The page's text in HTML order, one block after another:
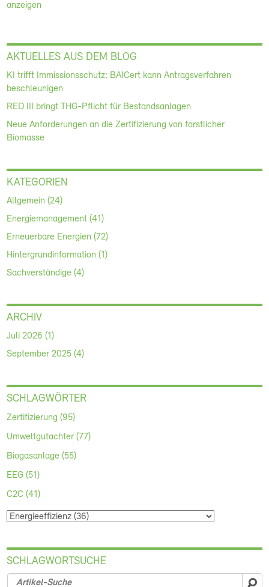
anzeigen
AKTUELLES AUS DEM BLOG
KI trifft Immissionsschutz: BAICert kann Antragsverfahren
beschleunigen
RED III bringt THG-Pflicht für Bestandsanlagen
Neue Anforderungen an die Zertifizierung von forstlicher
Biomasse
KATEGORIEN
Allgemein (24)
Energiemanagement (41)
Erneuerbare Energien (72)
Hintergrundinformation (1)
Sachverständige (4)
ARCHIV
Juli 2026 (1)
September 2025 (4)
SCHLAGWÖRTER
Zertifizierung (95)
Umweltgutachter (77)
Biogasanlage (55)
EEG (51)
C2C (41)
SCHLAGWORTSUCHE